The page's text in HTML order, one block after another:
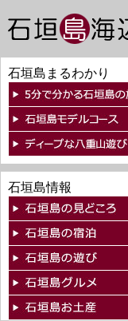
石垣島まるわかり
石垣島情報